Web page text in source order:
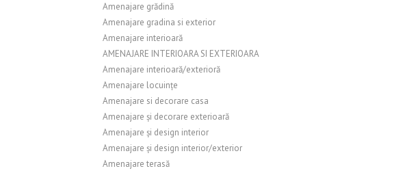
Amenajare grădină
Amenajare gradina si exterior
Amenajare interioară
AMENAJARE INTERIOARA SI EXTERIOARA
Amenajare interioară/exterioră
Amenajare locuințe
Amenajare si decorare casa
Amenajare și decorare exterioară
Amenajare și design interior
Amenajare și design interior/exterior
Amenajare terasă